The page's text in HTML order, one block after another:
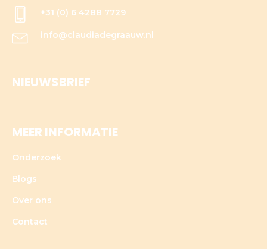
+31 (0) 6 4288 7729
info@claudiadegraauw.nl
NIEUWSBRIEF
MEER INFORMATIE
Onderzoek
Blogs
Over ons
Contact